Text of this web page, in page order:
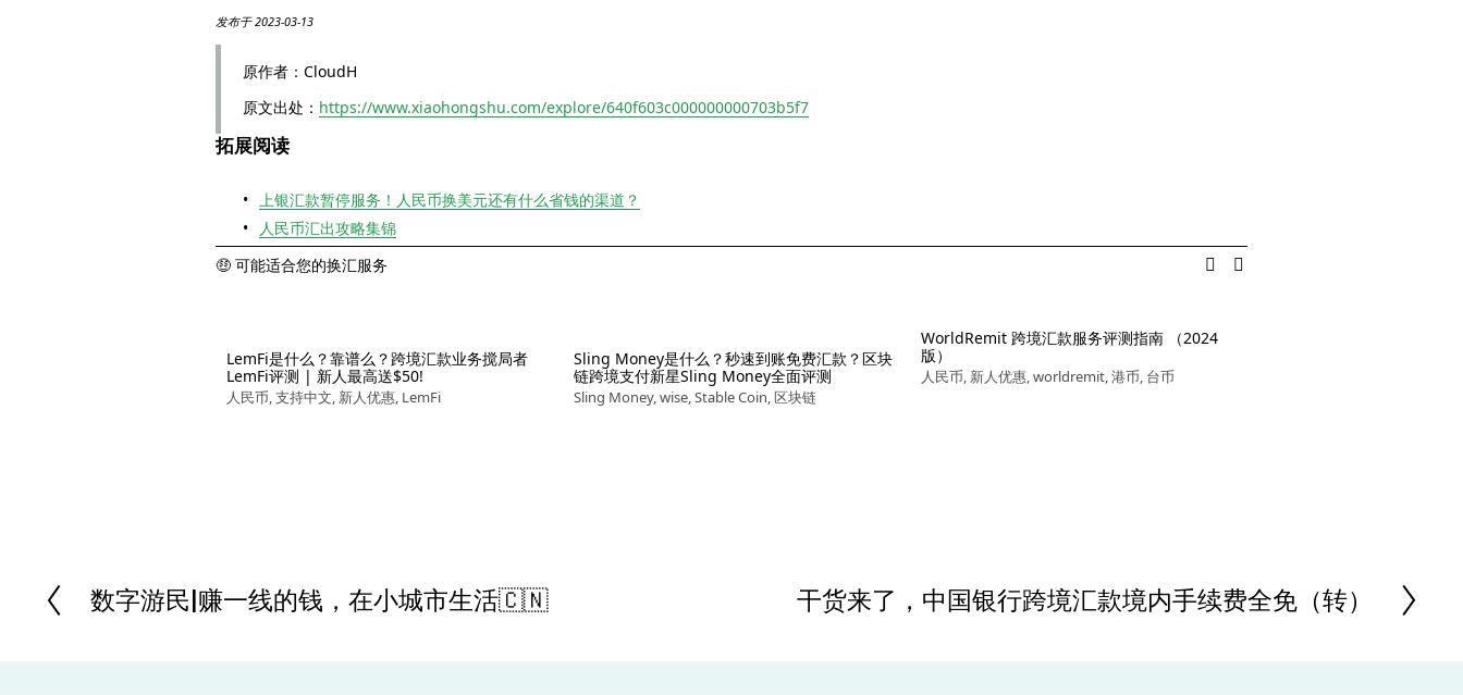
发布于 2023-03-13
原作者：CloudH
原文出处： https://www.xiaohongshu.com/explore/640f603c000000000703b5f7
拓展阅读
上银汇款暂停服务！人民币换美元还有什么省钱的渠道？
人民币汇出攻略集锦
🤑 可能适合您的换汇服务
LemFi是什么？靠谱么？跨境汇款业务搅局者
LemFi评测 | 新人最高送$50!
人民币,支持中文, 新人优惠, LemFi
Sling Money是什么？秒速到账免费汇款？区块
链跨境支付新星Sling Money全面评测
Sling Money,wise,Stable Coin,区块链
WorldRemit 跨境汇款服务评测指南 （2024
版）
人民币, 新人优惠,worldremit,港币, 台币
P
r
数字游民|赚一线的钱，在小城市生活🇨🇳
N
干货来了，中国银行跨境汇款境内手续费全免（转）